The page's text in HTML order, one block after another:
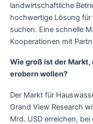
landwirtschaftliche
hochwertige Lösung
suchen. Eine schnelle
Kooperationen mit
Wie groß ist der Markt,
erobern wollen?
Der Markt für
Grand View Research
Mrd. USD erreichen,